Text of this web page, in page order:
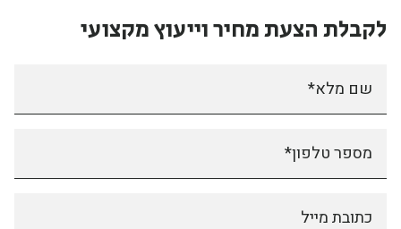
לקבלת הצעת מחירוייעוץ מקצועי
שם מלא*
מספר טלפון*
כתובת מייל